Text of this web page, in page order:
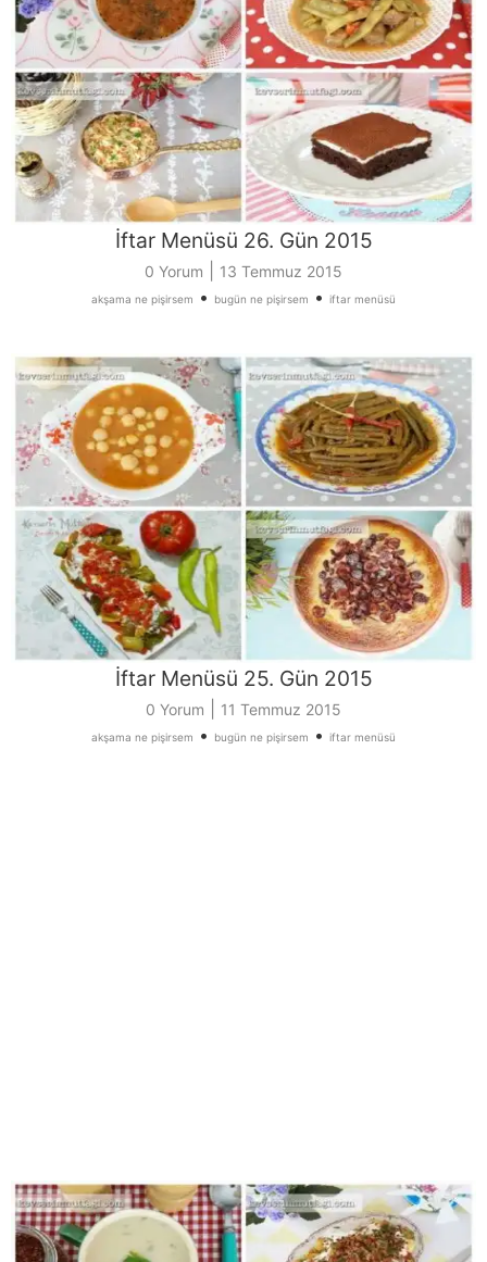
İftar Menüsü 26. Gün 2015
0 Yorum 13 Temmuz 2015
akşama ne pişirsem • bugün ne pişirsem • iftar menüsü
İftar Menüsü 25. Gün 2015
0 Yorum 11 Temmuz 2015
akşama ne pişirsem • bugün ne pişirsem • iftar menüsü